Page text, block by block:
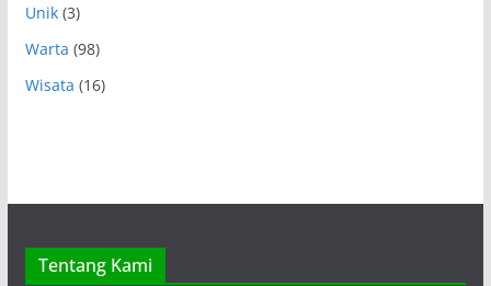
Unik(3)
Warta (98)
Wisata (16)
Tentang Kami